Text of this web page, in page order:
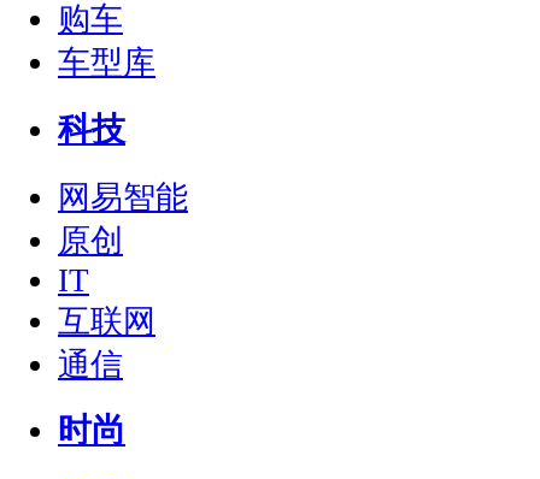
购车
车型库
科技
网易智能
原创
IT
互联网
通信
时尚